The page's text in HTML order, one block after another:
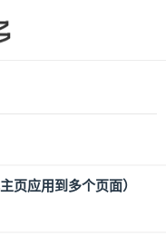
页应用到多个页面）